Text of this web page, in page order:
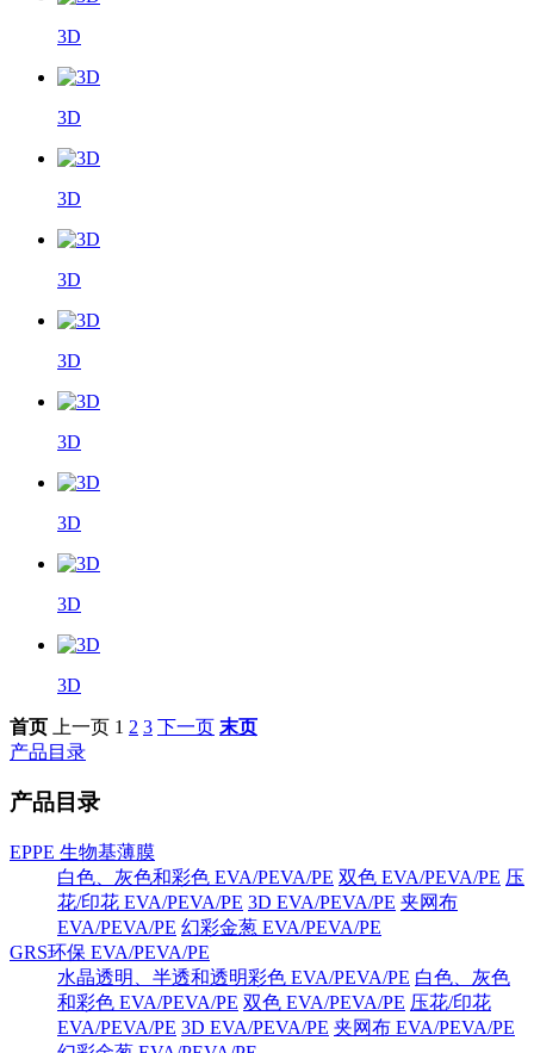
3D
3D
3D
3D
3D
3D
3D
3D
3D
首页 上一页 1 2 3 下一页 末页
产品目录
产品目录
EPPE 生物基薄膜
白色、灰色和彩色 EVA/PEVA/PE 双色 EVA/PEVA/PE 压
花/印花 EVA/PEVA/PE 3D EVA/PEVA/PE 夹网布
EVA/PEVA/PE 幻彩金葱 EVA/PEVA/PE
GRS环保 EVA/PEVA/PE
水晶透明、半透和透明彩色 EVA/PEVA/PE 白色、灰色
和彩色 EVA/PEVA/PE 双色 EVA/PEVA/PE 压花/印花
EVA/PEVA/PE 3D EVA/PEVA/PE 夹网布 EVA/PEVA/PE